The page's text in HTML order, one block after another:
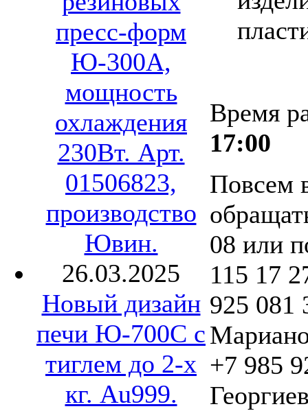
пресс-форм
Ю-300А,
мощность
охлаждения
230Вт. Арт.
01506823,
производство
Ювин.
26.03.2025
Новый дизайн
печи Ю-700С с
тиглем до 2-х
кг. Au999.
Время
17:00
Повсем
08 или
115 17
925 081
+7 985